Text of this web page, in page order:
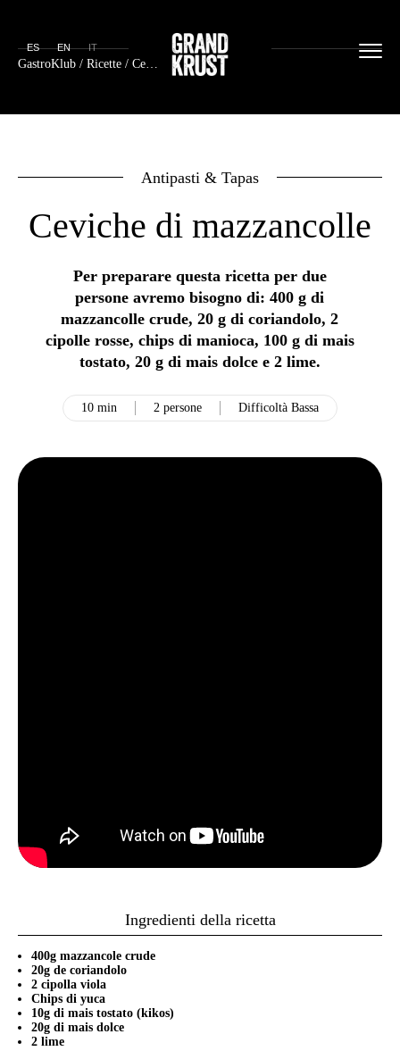
GastroKlub / Ricette / Ceviche di mazzancolle
ES EN IT
Antipasti & Tapas
Ceviche di mazzancolle
Per preparare questa ricetta per due
persone avremo bisogno di: 400 g di
mazzancolle crude, 20 g di coriandolo, 2
cipolle rosse, chips di manioca, 100 g di mais
tostato, 20 g di mais dolce e 2 lime.
10 min 2 persone Difficoltà Bassa
Ingredienti della ricetta
400g mazzancole crude
20g de coriandolo
2 cipolla viola
Chips di yuca
10g di mais tostato (kikos)
20g di mais dolce
2 lime